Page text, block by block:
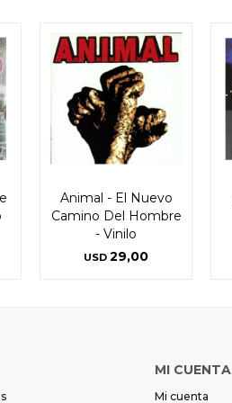
Animal - El Nuevo
Camino Del Hombre
- Vinilo
USD 29,00
MI CUENTA
Mi cuenta